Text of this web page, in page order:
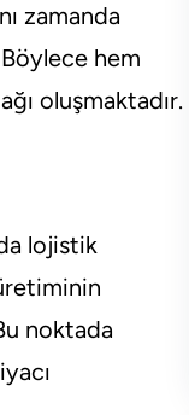
zamanda
Böylece hem
oluşmaktadır.
lojistik
noktada